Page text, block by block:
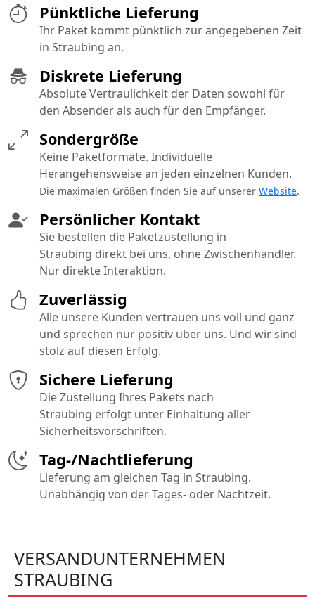
Pünktliche Lieferung
Ihr Paket kommt pünktlich zur angegebenen Zeit
in Straubing an.
Sichere Lieferung
Die Zustellung Ihres Pakets nach
Straubing erfolgt unter Einhaltung aller
Sicherheitsvorschriften.
Diskrete Lieferung
Absolute Vertraulichkeit der Daten sowohl für
den Absender als auch für den Empfänger.
Tag-/Nachtlieferung
Lieferung am gleichen Tag in Straubing.
Unabhängig von der Tages- oder Nachtzeit.
Persönlicher Kontakt
Sie bestellen die Paketzustellung in
Straubing direkt bei uns, ohne Zwischenhändler.
Nur direkte Interaktion.
Sondergröße
Keine Paketformate. Individuelle
Herangehensweise an jeden einzelnen Kunden.
Die maximalen Größen finden Sie auf unserer Website.
Zuverlässig
Alle unsere Kunden vertrauen uns voll und ganz
und sprechen nur positiv über uns. Und wir sind
stolz auf diesen Erfolg.
VERSANDUNTERNEHMEN
STRAUBING